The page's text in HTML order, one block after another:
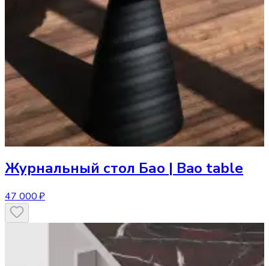
Журнальный стол Бао | Bao table
47 000 ₽